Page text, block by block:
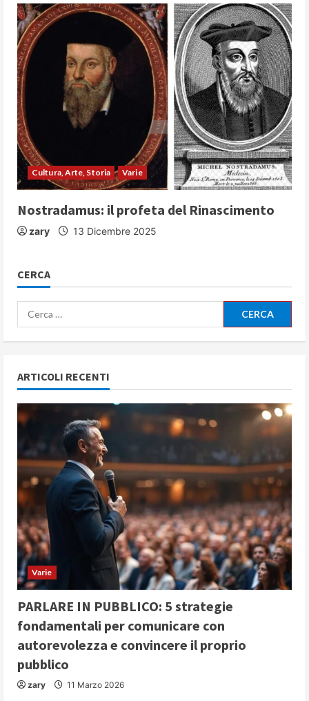
Cultura, Arte, Storia Varie
Nostradamus: il profeta del Rinascimento
zary 13 Dicembre 2025
CERCA
Ricerca
per:
ARTICOLI RECENTI
Varie
PARLARE IN PUBBLICO: 5 strategie
fondamentali per comunicare con
autorevolezza e convincere il proprio
pubblico
zary 11 Marzo 2026